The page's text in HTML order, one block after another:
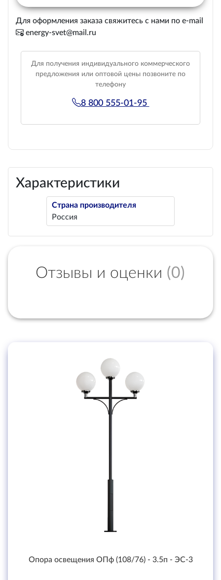
Для оформления заказа свяжитесь с нами по e-mail
energy-svet@mail.ru
Для получения индивидуального коммерческого
предложения или оптовой цены позвоните по
телефону
8 800 555-01-95
Характеристики
Страна производителя
Россия
Отзывы и оценки (0)
Опора освещения ОПф (108/76) - 3.5п - ЭС-3